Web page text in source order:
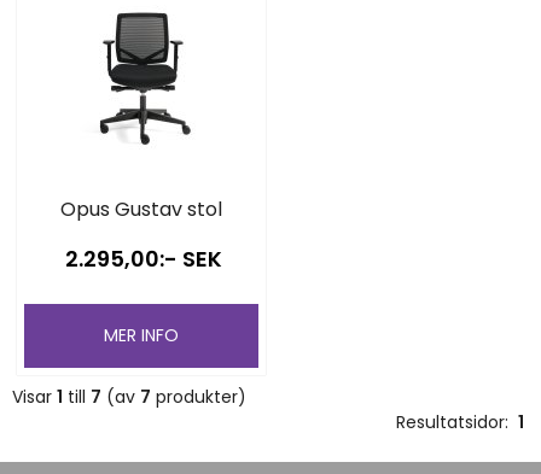
Opus Gustav stol
2.295,00:- SEK
MER INFO
Visar 1 till 7 (av 7 produkter)
Resultatsidor: 1